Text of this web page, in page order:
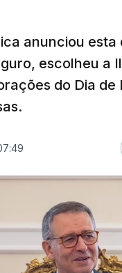
anunciou
escolheu a
do Dia de